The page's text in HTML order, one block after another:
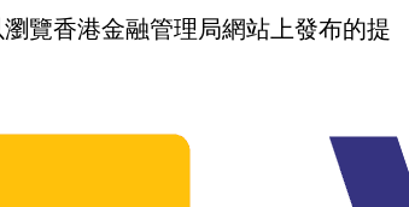
覽香港金融管理局網站上發布的提